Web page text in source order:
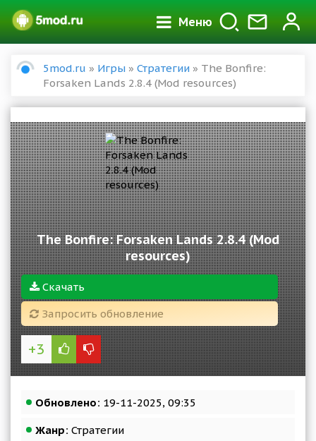
Меню
5mod.ru » Игры » Стратегии » The Bonfire:
Forsaken Lands 2.8.4 (Mod resources)
The Bonfire: Forsaken Lands 2.8.4 (Mod
resources)
Скачать
Запросить обновление
+3
Обновлено: 19-11-2025, 09:35
Жанр: Стратегии